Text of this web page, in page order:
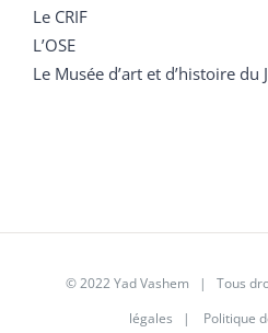
Le CRIF
L’OSE
Le Musée d’art et d’histoire du
© 2022 Yad Vashem | Tous
légales | Politique